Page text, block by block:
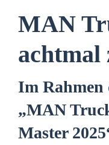
MAN
achtmal
Im Rahmen
„MAN
Master